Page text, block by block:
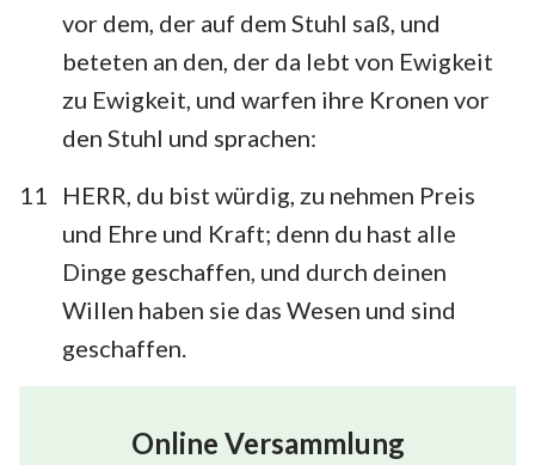
vor dem, der auf dem Stuhl saß, und
beteten an den, der da lebt von Ewigkeit
zu Ewigkeit, und warfen ihre Kronen vor
den Stuhl und sprachen:
11
HERR, du bist würdig, zu nehmen Preis
und Ehre und Kraft; denn du hast alle
Dinge geschaffen, und durch deinen
Willen haben sie das Wesen und sind
geschaffen.
Online Versammlung